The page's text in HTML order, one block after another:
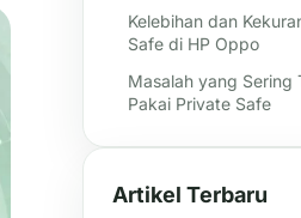
Kelebihan dan
Safe di HP Oppo
Masalah yang Sering
Pakai Private Safe
Artikel Terbaru